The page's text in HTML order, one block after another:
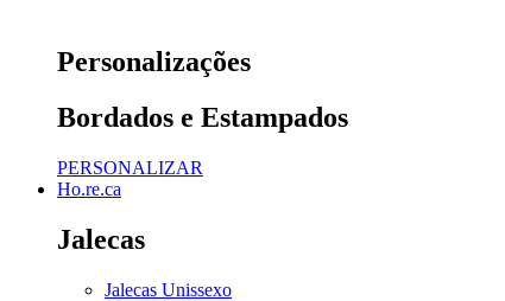
Personalizações
Bordados e Estampados
PERSONALIZAR
Ho.re.ca
Jalecas
Jalecas Unissexo